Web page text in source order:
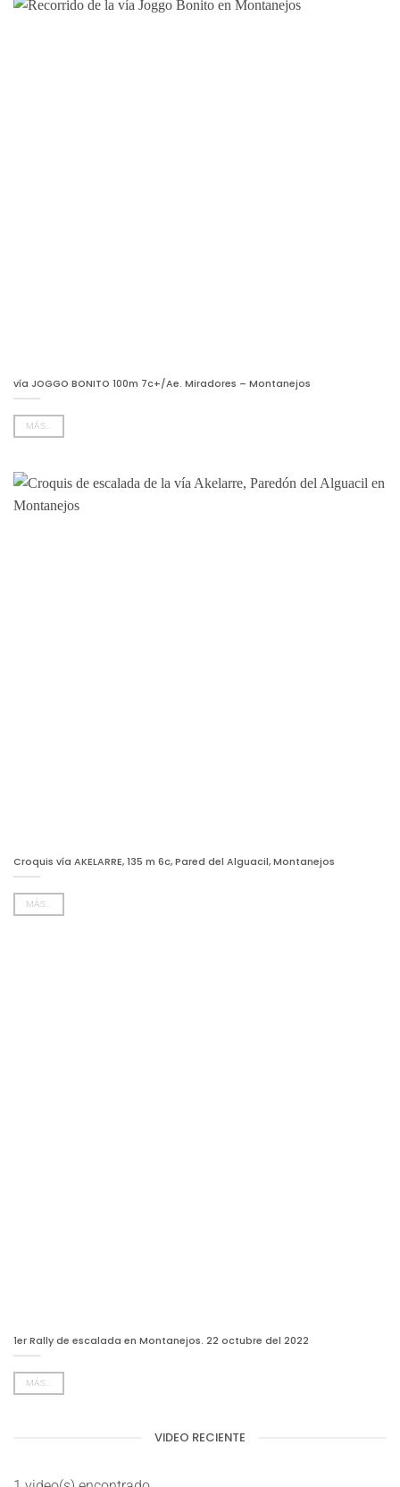
vía JOGGO BONITO 100m 7c+/Ae. Miradores – Montanejos
MÁS...
Croquis vía AKELARRE, 135 m 6c, Pared del Alguacil, Montanejos
MÁS...
1er Rally de escalada en Montanejos. 22 octubre del 2022
MÁS...
VIDEO RECIENTE